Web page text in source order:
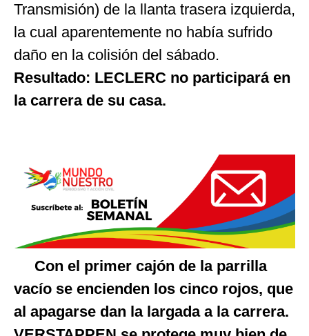
Transmisión) de la llanta trasera izquierda,
la cual aparentemente no había sufrido
daño en la colisión del sábado.
Resultado: LECLERC no participará en
la carrera de su casa.
Con el primer cajón de la parrilla
vacío se encienden los cinco rojos, que
al apagarse dan la largada a la carrera.